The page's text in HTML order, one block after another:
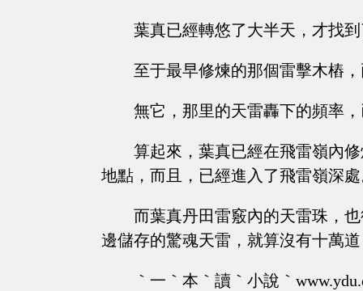
葉真已經轉悠了大半天，才找
至于最早修煉的那個雷擊木樁
無它，那里的天雷轟下的頻率
算起來，葉真已經在飛雷嶺內
地點，而且，已經進入了飛雷嶺深
而葉真丹田雷竅內的天雷珠，
邊儲存的驚魂天雷，就算沒有十萬
｀一｀本｀讀｀小說｀